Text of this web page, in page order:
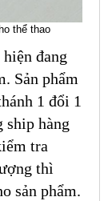
thể thao
hiện đang
Sản phẩm
1 đổi 1
ship hàng
tra
thì
sản phẩm.